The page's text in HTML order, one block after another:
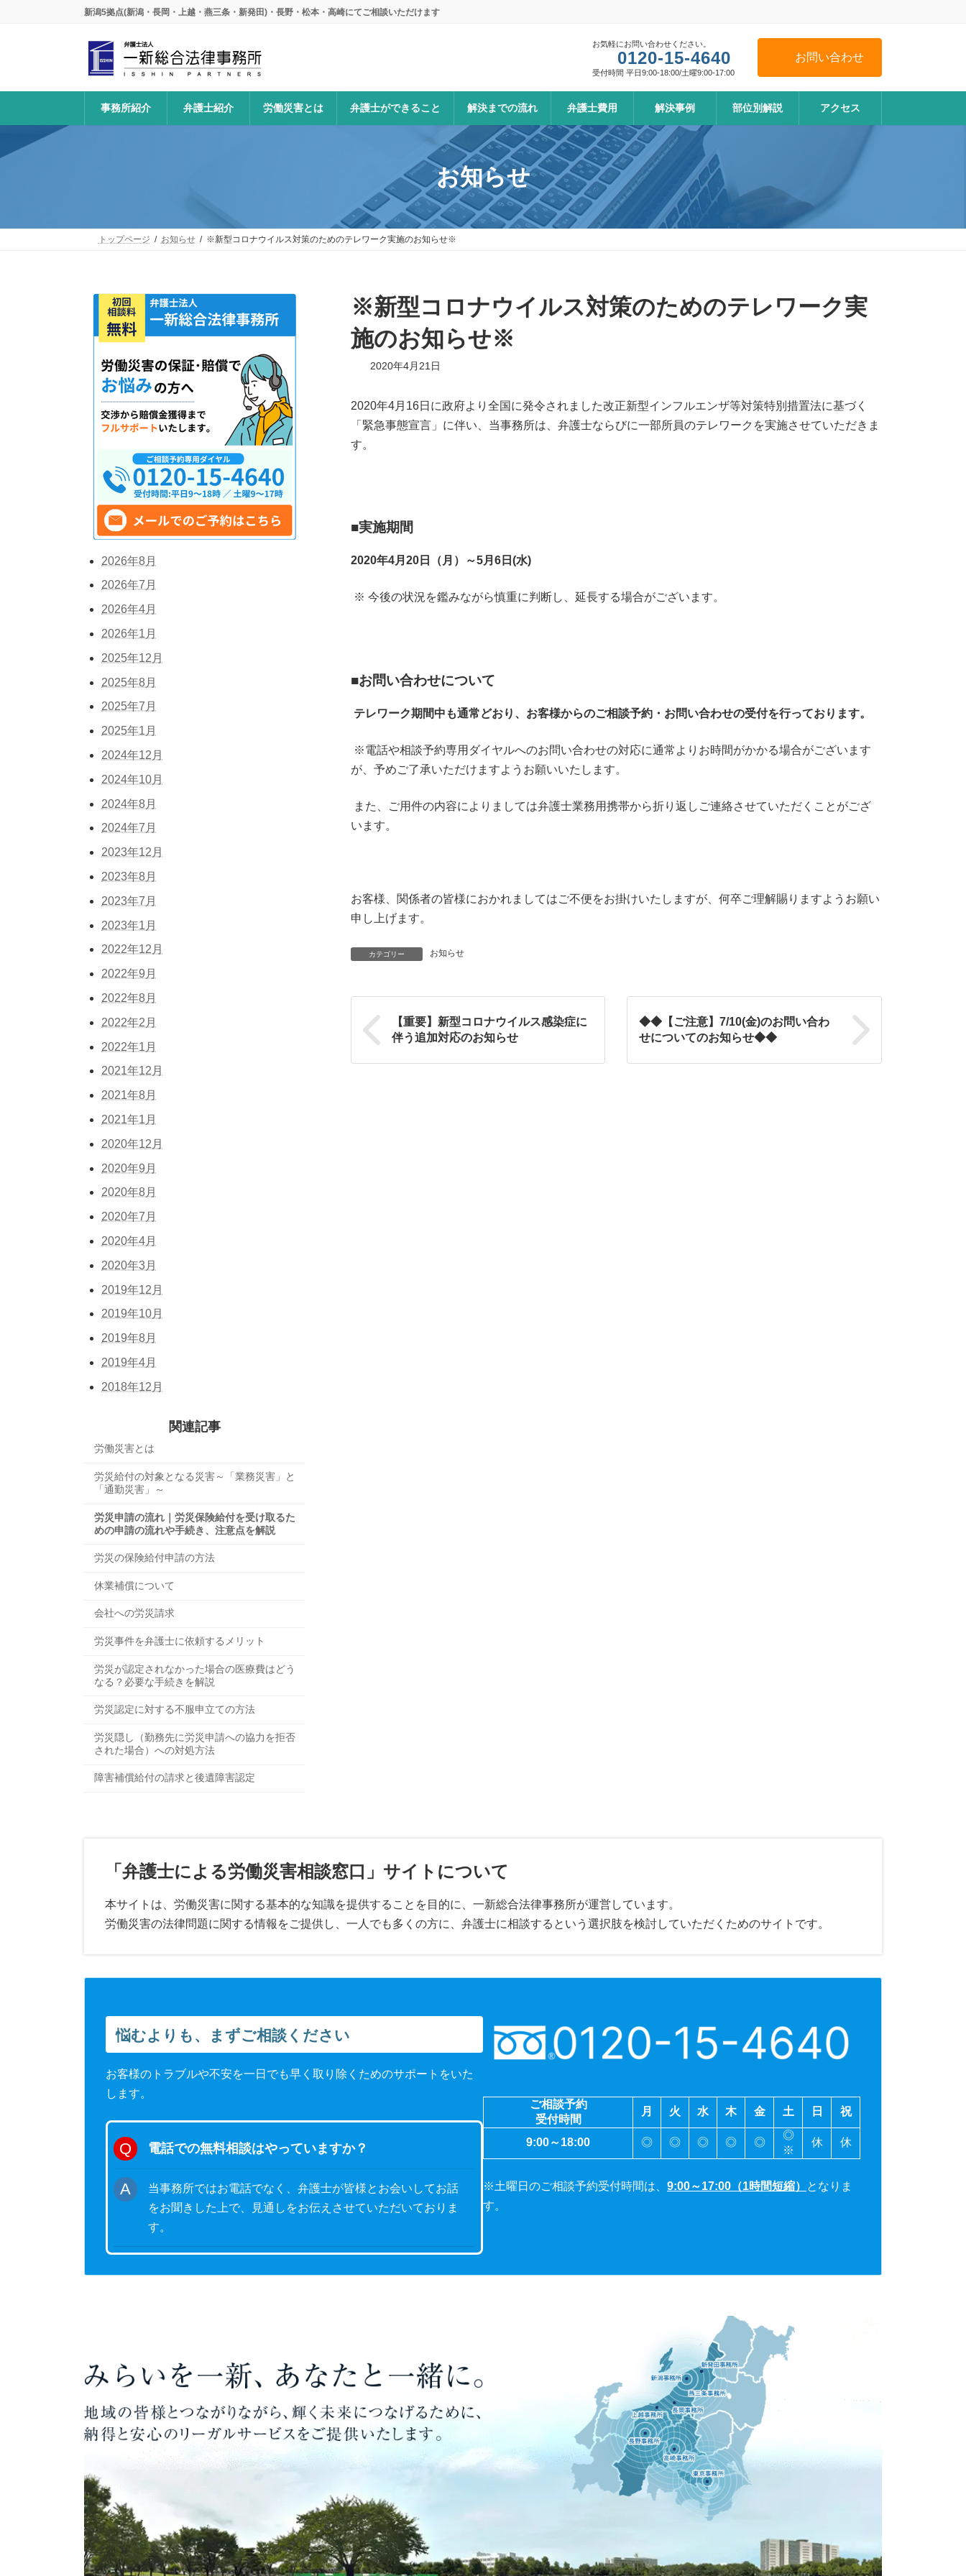
ッ
移
新潟5拠点(新潟・長岡・上越・燕三条・新発田)・長野・松本・高崎にてご相談いただけます
お気軽にお問い合わせください。
0120-15-4640
受付時間 平日9:00-18:00/土曜9:00-17:00
お問い合わせ
事務所紹介 弁護士紹介 労働災害とは 弁護士ができること 解決までの流れ 弁護士費用 解決事例 部位別解説 アクセス
お知らせ
トップページ お知らせ ※新型コロナウイルス対策のためのテレワーク実施のお知らせ※
※新型コロナウイルス対策のためのテレワーク実
施のお知らせ※
2020年4月21日
2020年4月16日に政府より全国に発令されました改正新型インフルエンザ等対策特別措置法に基づく
「緊急事態宣言」に伴い、当事務所は、弁護士ならびに一部所員のテレワークを実施させていただきま
す。
■実施期間
2020年4月20日（月）～5月6日(水)
※ 今後の状況を鑑みながら慎重に判断し、延長する場合がございます。
■お問い合わせについて
テレワーク期間中も通常どおり、お客様からのご相談予約・お問い合わせの受付を行っております。
※電話や相談予約専用ダイヤルへのお問い合わせの対応に通常よりお時間がかかる場合がございます
が、予めご了承いただけますようお願いいたします。
また、ご用件の内容によりましては弁護士業務用携帯から折り返しご連絡させていただくことがござ
います。
お客様、関係者の皆様におかれましてはご不便をお掛けいたしますが、何卒ご理解賜りますようお願い
申し上げます。
カテゴリー お知らせ
【重要】新型コロナウイルス感染症に
伴う追加対応のお知らせ
◆◆【ご注意】7/10(金)のお問い合わ
せについてのお知らせ◆◆
2026年8月
2026年7月
2026年4月
2026年1月
2025年12月
2025年8月
2025年7月
2025年1月
2024年12月
2024年10月
2024年8月
2024年7月
2023年12月
2023年8月
2023年7月
2023年1月
2022年12月
2022年9月
2022年8月
2022年2月
2022年1月
2021年12月
2021年8月
2021年1月
2020年12月
2020年9月
2020年8月
2020年7月
2020年4月
2020年3月
2019年12月
2019年10月
2019年8月
2019年4月
2018年12月
関連記事
労働災害とは
労災給付の対象となる災害～「業務災害」と
「通勤災害」～
労災申請の流れ｜労災保険給付を受け取るた
めの申請の流れや手続き、注意点を解説
労災の保険給付申請の方法
休業補償について
会社への労災請求
労災事件を弁護士に依頼するメリット
労災が認定されなかった場合の医療費はどう
なる？必要な手続きを解説
労災認定に対する不服申立ての方法
労災隠し（勤務先に労災申請への協力を拒否
された場合）への対処方法
障害補償給付の請求と後遺障害認定
「弁護士による労働災害相談窓口」サイトについて
本サイトは、労働災害に関する基本的な知識を提供することを目的に、一新総合法律事務所が運営しています。
労働災害の法律問題に関する情報をご提供し、一人でも多くの方に、弁護士に相談するという選択肢を検討していただくためのサイトです。
悩むよりも、まずご相談ください
お客様のトラブルや不安を一日でも早く取り除くためのサポートをいた
します。
電話での無料相談はやっていますか？
当事務所ではお電話でなく、弁護士が皆様とお会いしてお話
をお聞きした上で、見通しをお伝えさせていただいておりま
す。
ご相談予約
受付時間
月 火 水 木 金 土 日 祝
9:00～18:00 ◎ ◎ ◎ ◎ ◎
◎
※
休 休
※土曜日のご相談予約受付時間は、 9:00～17:00（1時間短縮）
となりま
す。